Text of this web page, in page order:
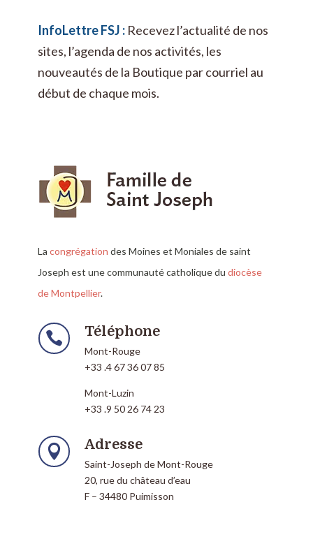
InfoLettre FSJ : Recevez l’actualité de nos
sites, l’agenda de nos activités, les
nouveautés de la Boutique par courriel au
début de chaque mois.
Lacongrégation des Moines et Moniales de saint
Joseph est une communauté catholique dudiocèse
de Montpellier.
 Téléphone
Mont-Rouge
+33 .4 67 36 07 85
Mont-Luzin
+33 .9 50 26 74 23
 Adresse
Saint-Joseph de Mont-Rouge
20, rue du château d’eau
F – 34480 Puimisson